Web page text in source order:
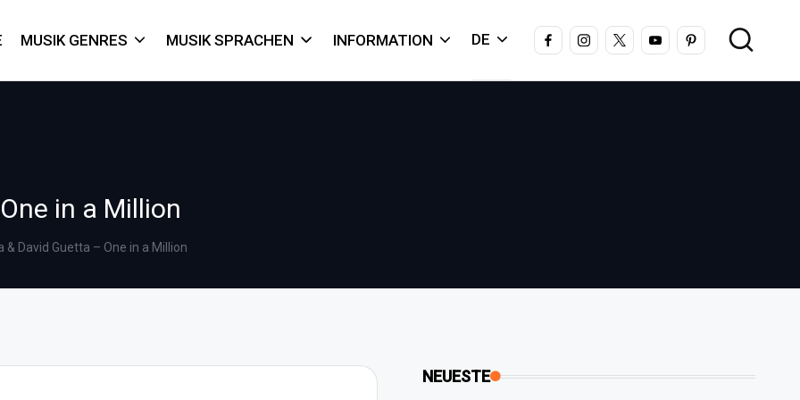
MUSIK GENRES MUSIK SPRACHEN INFORMATION DE FACEBOOKINSTAGRAM
X YOUTUBEPINTEREST
in a Million
& David Guetta – One in a Million
NEUESTE